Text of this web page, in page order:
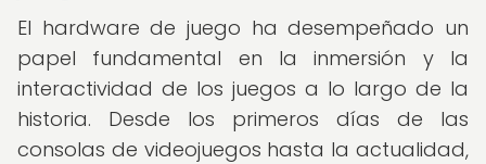
El hardware de juego ha desempeñado un
papel fundamental en la inmersión y la
interactividad de los juegos a lo largo de la
historia. Desde los primeros días de las
consolas de videojuegos hasta la actualidad,